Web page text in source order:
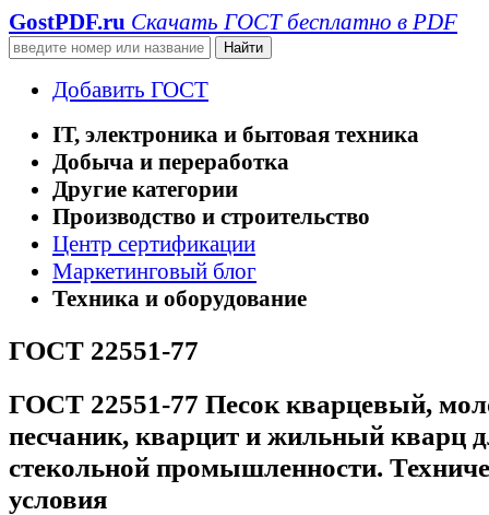
GostPDF.ru Скачать ГОСТ бесплатно в PDF
Добавить ГОСТ
IT, электроника и бытовая техника
Добыча и переработка
Другие категории
Производство и строительство
Центр сертификации
Маркетинговый блог
Техника и оборудование
ГОСТ 22551-77
ГОСТ 22551-77 Песок кварцевый,
песчаник, кварцит и жильный кварц
стекольной промышленности.
условия